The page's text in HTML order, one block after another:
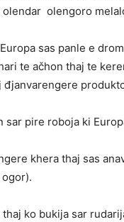
olengoro
sas panle e
te ačhon thaj te
pire roboja ki
khera thaj sas
ko bukija sar